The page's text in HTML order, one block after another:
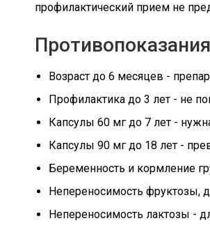
профилактический прием не
Возраст до 6 месяцев -
Профилактика до 3 лет - не
Капсулы 60 мг до 7 лет -
Капсулы 90 мг до 18 лет -
Беременность и кормление
Непереносимость фруктозы,
Непереносимость лактозы -